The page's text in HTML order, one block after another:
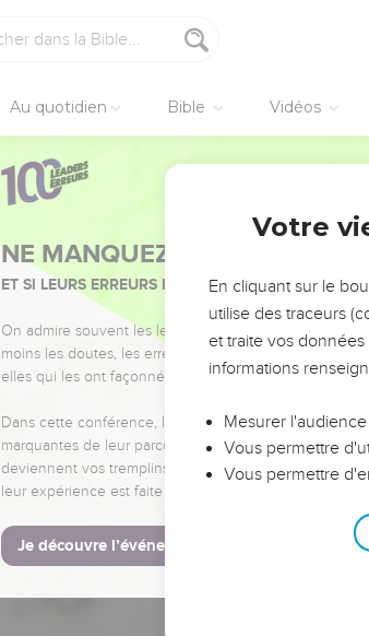
Au quotidien Bible Vidéos
NE MANQUEZ PAS
ET SI LEURS ERREURS POUVAIENT VOUS ÉVITER
On admire souvent les leaders pour leurs réussites,
moins les doutes, les erreurs et les saisons difficiles
elles qui les ont façonnés.
Dans cette conférence, leaders, entrepreneurs, et
marquantes de leur parcours et les clés pour avancer
deviennent vos tremplins. Que vous guidiez un
leur expérience est faite pour vous.
Je découvre l’événement
Votre
En cliquant sur le
utilise des traceurs
et traite vos
informations
Mesurer
Vous permettre
Vous permettre